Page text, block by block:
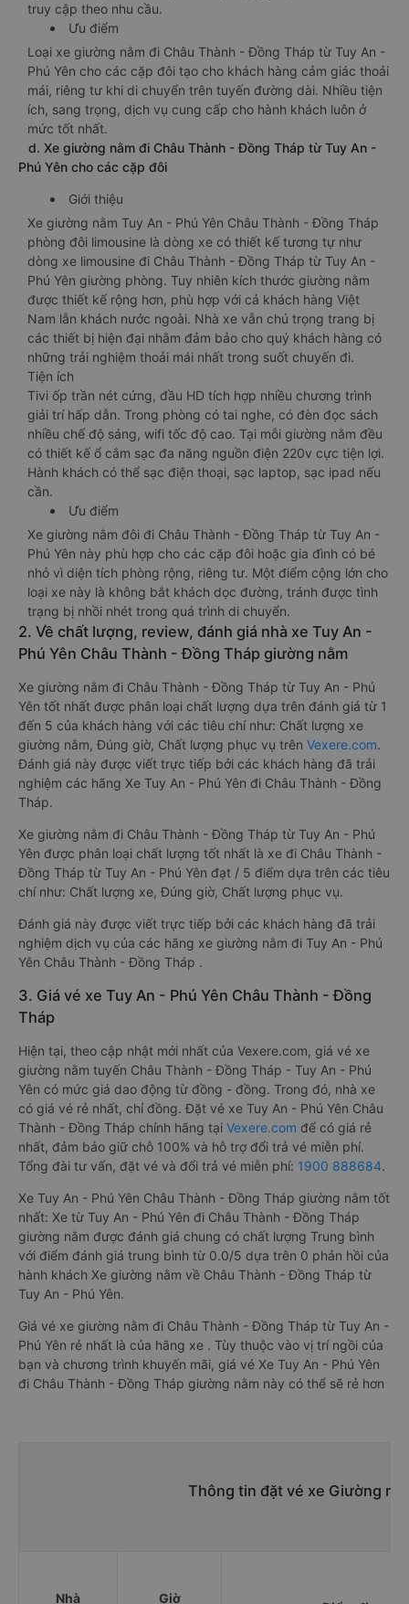
truy cập theo nhu cầu.
Ưu điểm
Loại xe giường nằm đi Châu Thành - Đồng Tháp từ Tuy An -
Phú Yên cho các cặp đôi tạo cho khách hàng cảm giác thoải
mái, riêng tư khi di chuyển trên tuyến đường dài. Nhiều tiện
ích, sang trọng, dịch vụ cung cấp cho hành khách luôn ở
mức tốt nhất.
d. Xe giường nằm đi Châu Thành - Đồng Tháp từ Tuy An -
Phú Yên cho các cặp đôi
Giới thiệu
Xe giường nằm Tuy An - Phú Yên Châu Thành - Đồng Tháp
phòng đôi limousine là dòng xe có thiết kế tương tự như
dòng xe limousine đi Châu Thành - Đồng Tháp từ Tuy An -
Phú Yên giường phòng. Tuy nhiên kích thước giường nằm
được thiết kế rộng hơn, phù hợp với cả khách hàng Việt
Nam lẫn khách nước ngoài. Nhà xe vẫn chú trọng trang bị
các thiết bị hiện đại nhằm đảm bảo cho quý khách hàng có
những trải nghiệm thoải mái nhất trong suốt chuyến đi.
Tiện ích
Tivi ốp trần nét cứng, đầu HD tích hợp nhiều chương trình
giải trí hấp dẫn. Trong phòng có tai nghe, có đèn đọc sách
nhiều chế độ sáng, wifi tốc độ cao. Tại mỗi giường nằm đều
có thiết kế ổ cắm sạc đa năng nguồn điện 220v cực tiện lợi.
Hành khách có thể sạc điện thoại, sạc laptop, sạc ipad nếu
cần.
Ưu điểm
Xe giường nằm đôi đi Châu Thành - Đồng Tháp từ Tuy An -
Phú Yên này phù hợp cho các cặp đôi hoặc gia đình có bé
nhỏ vì diện tích phòng rộng, riêng tư. Một điểm cộng lớn cho
loại xe này là không bắt khách dọc đường, tránh được tình
trạng bị nhồi nhét trong quá trình di chuyển.
2. Về chất lượng, review, đánh giá nhà xe Tuy An -
Phú Yên Châu Thành - Đồng Tháp giường nằm
Xe giường nằm đi Châu Thành - Đồng Tháp từ Tuy An - Phú
Yên tốt nhất được phân loại chất lượng dựa trên đánh giá từ 1
đến 5 của khách hàng với các tiêu chí như: Chất lượng xe
giường nằm, Đúng giờ, Chất lượng phục vụ trên Vexere.com.
Đánh giá này được viết trực tiếp bởi các khách hàng đã trải
nghiệm các hãng Xe Tuy An - Phú Yên đi Châu Thành - Đồng
Tháp.
Xe giường nằm đi Châu Thành - Đồng Tháp từ Tuy An - Phú
Yên được phân loại chất lượng tốt nhất là xe đi Châu Thành -
Đồng Tháp từ Tuy An - Phú Yên đạt / 5 điểm dựa trên các tiêu
chí như: Chất lượng xe, Đúng giờ, Chất lượng phục vụ.
Đánh giá này được viết trực tiếp bởi các khách hàng đã trải
nghiệm dịch vụ của các hãng xe giường nằm đi Tuy An - Phú
Yên Châu Thành - Đồng Tháp .
3. Giá vé xe Tuy An - Phú Yên Châu Thành - Đồng
Tháp
Hiện tại, theo cập nhật mới nhất của Vexere.com, giá vé xe
giường nằm tuyến Châu Thành - Đồng Tháp - Tuy An - Phú
Yên có mức giá dao động từ đồng - đồng. Trong đó, nhà xe
có giá vé rẻ nhất, chỉ đồng. Đặt vé xe Tuy An - Phú Yên Châu
Thành - Đồng Tháp chính hãng tại Vexere.com để có giá rẻ
nhất, đảm bảo giữ chỗ 100% và hỗ trợ đổi trả vé miễn phí.
Tổng đài tư vấn, đặt vé và đổi trả vé miễn phí: 1900 888684.
Xe Tuy An - Phú Yên Châu Thành - Đồng Tháp giường nằm tốt
nhất: Xe từ Tuy An - Phú Yên đi Châu Thành - Đồng Tháp
giường nằm được đánh giá chung có chất lượng Trung bình
với điểm đánh giá trung bình từ 0.0/5 dựa trên 0 phản hồi của
hành khách Xe giường nằm về Châu Thành - Đồng Tháp từ
Tuy An - Phú Yên.
Giá vé xe giường nằm đi Châu Thành - Đồng Tháp từ Tuy An -
Phú Yên rẻ nhất là của hãng xe . Tùy thuộc vào vị trí ngồi của
bạn và chương trình khuyến mãi, giá vé Xe Tuy An - Phú Yên
đi Châu Thành - Đồng Tháp giường nằm này có thể sẽ rẻ hơn
Thông tin đặt vé xe Giường
Nhà Giờ